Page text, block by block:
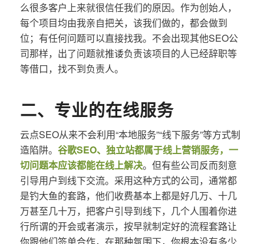
么很多客户上来就很信任我们的原因。作为创始人，
每个项目均由我亲自把关，该我们做的，都会做到
位；有任何问题可以直接找我。不会出现其他SEO公
司那样，出了问题就推诿负责该项目的人已经辞职等
等借口，找不到负责人。
二、专业的在线服务
云点SEO从来不会利用“本地服务”“线下服务”等方式制
造陷阱。 谷歌SEO、独立站都属于线上营销服务，一
切问题本应该都能在线上解决。但有些公司反而刻意
引导用户到线下交流。采用这种方式的公司，通常都
是钓大鱼的套路，他们收费基本上都是好几万、十几
万甚至几十万，把客户引导到线下，几个人围着你进
行所谓的开会或者演示，按早就制定好的流程套路让